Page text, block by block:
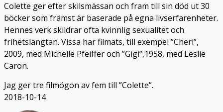
Colette ger efter skilsmässan och fram till sin död ut 30
böcker som främst är baserade på egna livserfarenheter.
Hennes verk skildrar ofta kvinnlig sexualitet och
frihetslängtan. Vissa har filmats, till exempel ”Cheri”,
2009, med Michelle Pfeiffer och ”Gigi”,1958, med Leslie
Caron.
Jag ger tre filmögon av fem till ”Colette”.
2018-10-14